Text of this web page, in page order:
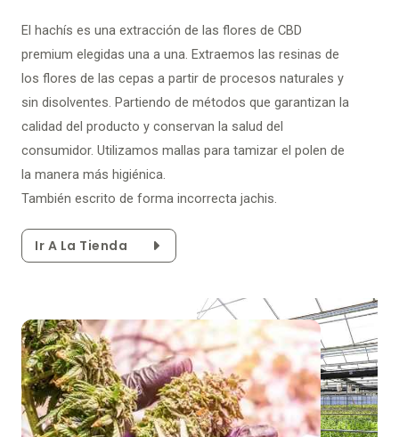
El hachís es una extracción de las flores de CBD
premium elegidas una a una. Extraemos las resinas de
los flores de las cepas a partir de procesos naturales y
sin disolventes. Partiendo de métodos que garantizan la
calidad del producto y conservan la salud del
consumidor. Utilizamos mallas para tamizar el polen de
la manera más higiénica.
También escrito de forma incorrecta jachis.
Ir A La Tienda